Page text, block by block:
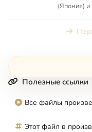
(Япония)
Полезные ссылки
Все файлы
Этот файл в